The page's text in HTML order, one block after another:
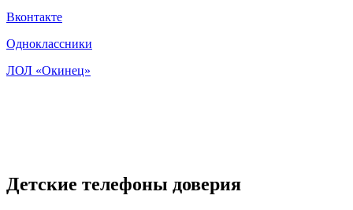
Вконтакте
Одноклассники
ЛОЛ «Окинец»
Детские телефоны доверия